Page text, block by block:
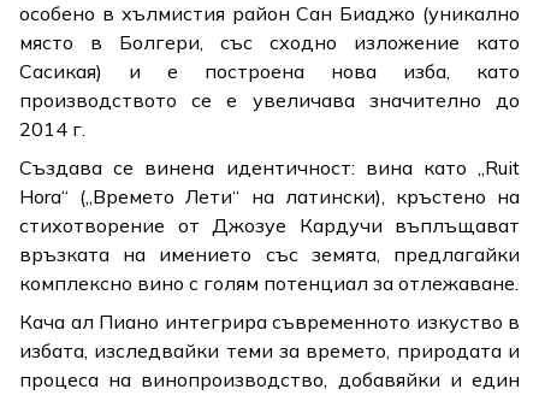
особено в хълмистия район Сан Биаджо (уникално
място в Болгери, със сходно изложение като
Сасикая) и е построена нова изба, като
производството се е увеличава значително до
2014 г.
Създава се винена идентичност: вина като „Ruit
Hora“ („Времето Лети“ на латински), кръстено на
стихотворение от Джозуе Кардучи въплъщават
връзката на имението със земята, предлагайки
комплексно вино с голям потенциал за отлежаване.
Кача ал Пиано интегрира съвременното изкуство в
избата, изследвайки теми за времето, природата и
процеса на винопроизводство, добавяйки и един